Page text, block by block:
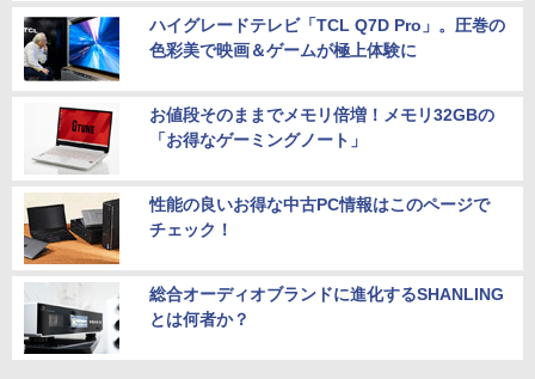
ハイグレードテレビ「TCL Q7D Pro」。圧巻の
色彩美で映画＆ゲームが極上体験に
お値段そのままでメモリ倍増！メモリ32GBの
「お得なゲーミングノート」
性能の良いお得な中古PC情報はこのページで
チェック！
総合オーディオブランドに進化するSHANLING
とは何者か？